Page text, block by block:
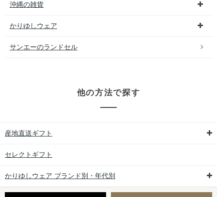
沖縄の雑貨
かりゆしウェア
サンエーのランドセル
他の方法で探す
産地直送ギフト
セレクトギフト
かりゆしウェア ブランド別・年代別